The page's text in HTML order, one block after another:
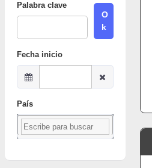
Palabra clave
O
k
Fecha inicio
País